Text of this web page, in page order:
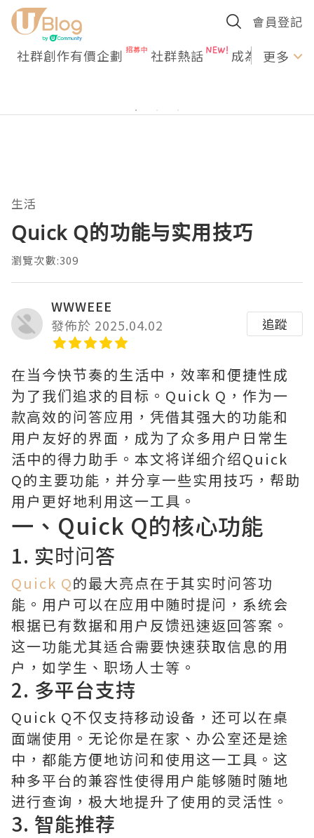
會員登記
社群創作有價企劃 社群熱話 成為U更多
生活
Quick Q的功能与实用技巧
瀏覽次數:309
WWWEEE
發佈於 2025.04.02
追蹤
在当今快节奏的生活中，效率和便捷性成
为了我们追求的目标。Quick Q，作为一
款高效的问答应用，凭借其强大的功能和
用户友好的界面，成为了众多用户日常生
活中的得力助手。本文将详细介绍Quick
Q的主要功能，并分享一些实用技巧，帮助
用户更好地利用这一工具。
一、Quick Q的核心功能
1. 实时问答
Quick Q的最大亮点在于其实时问答功
能。用户可以在应用中随时提问，系统会
根据已有数据和用户反馈迅速返回答案。
这一功能尤其适合需要快速获取信息的用
户，如学生、职场人士等。
2. 多平台支持
Quick Q不仅支持移动设备，还可以在桌
面端使用。无论你是在家、办公室还是途
中，都能方便地访问和使用这一工具。这
种多平台的兼容性使得用户能够随时随地
进行查询，极大地提升了使用的灵活性。
3. 智能推荐